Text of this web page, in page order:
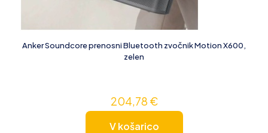
Anker Soundcore prenosni Bluetooth zvočnik Motion X600,
zelen
204,78 €
V košarico